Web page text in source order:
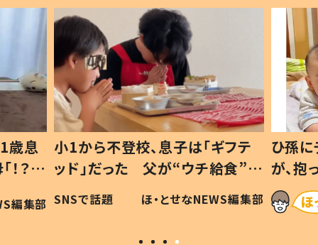
歳息
？」
編集部
小1から不登校、息子は「ギフテ
ッド」だった 父が“ウチ給食”を
作り続ける理由とは #令和の親
#令和の子
SNSで話題 ほ・とせなNEWS編集部
ひ孫
が、
「涙が
い」